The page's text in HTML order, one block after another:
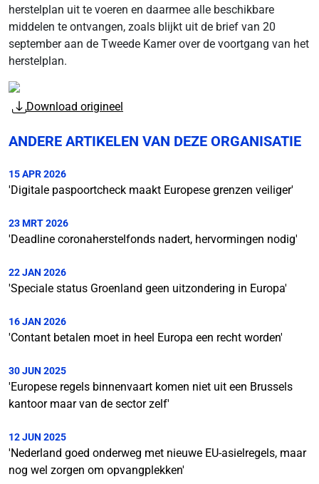
herstelplan uit te voeren en daarmee alle beschikbare
middelen te ontvangen, zoals blijkt uit de brief van 20
september aan de Tweede Kamer over de voortgang van het
herstelplan.
Download origineel
ANDERE ARTIKELEN VAN DEZE ORGANISATIE
15 APR 2026
'Digitale paspoortcheck maakt Europese grenzen veiliger'
23 MRT 2026
'Deadline coronaherstelfonds nadert, hervormingen nodig'
22 JAN 2026
'Speciale status Groenland geen uitzondering in Europa'
16 JAN 2026
'Contant betalen moet in heel Europa een recht worden'
30 JUN 2025
'Europese regels binnenvaart komen niet uit een Brussels
kantoor maar van de sector zelf'
12 JUN 2025
'Nederland goed onderweg met nieuwe EU-asielregels, maar
nog wel zorgen om opvangplekken'